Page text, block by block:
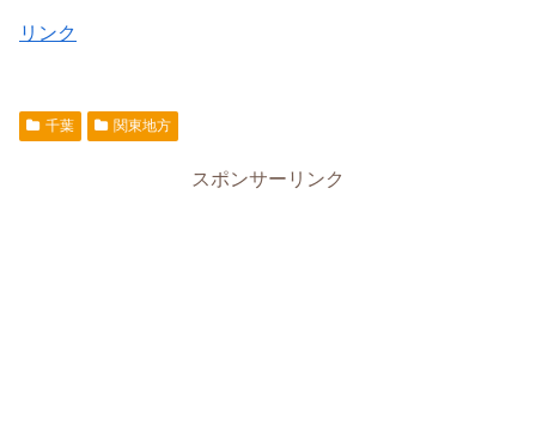
リンク
千葉 関東地方
スポンサーリンク